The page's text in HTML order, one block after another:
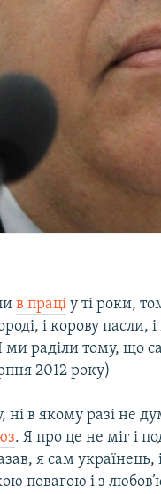
в праці у ті роки,
і корову
ми раділи тому, що
2012 року)
нi в якому разі не
. Я про це не міг i
я сам українець,
повагою i з